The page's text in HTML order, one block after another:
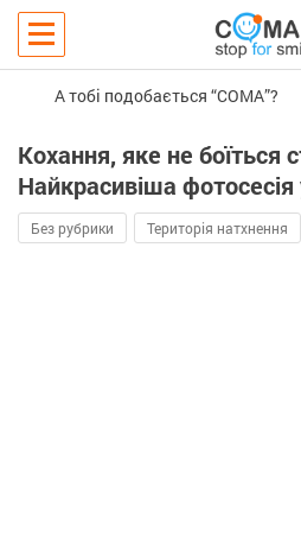
А тобі подобається “COMA”?
Кохання, яке не боїться
Найкрасивіша фотосесія
Без рубрики Територія натхнення